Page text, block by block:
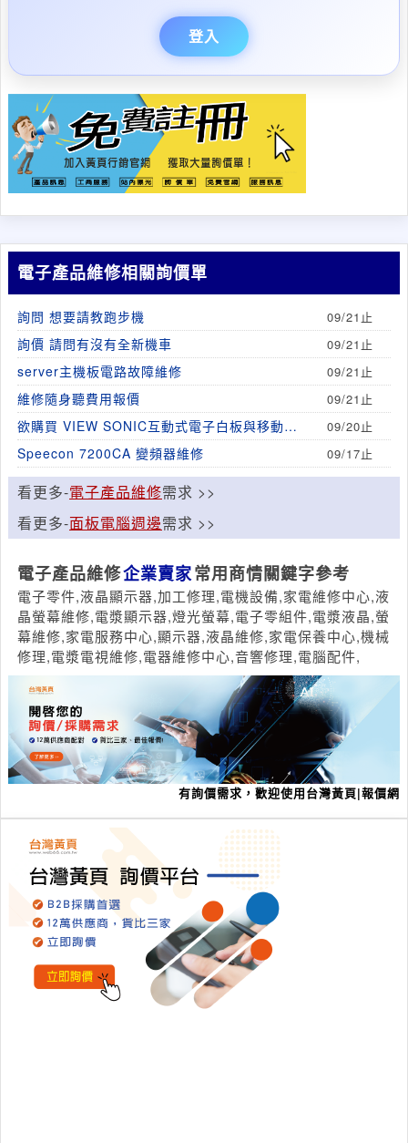
登入
電子產品維修相關詢價單
詢問 想要請教跑步機 09/21止
詢價 請問有沒有全新機車 09/21止
server主機板電路故障維修 09/21止
維修隨身聽費用報價 09/21止
欲購買 VIEW SONIC互動式電子白板與移動推
車組合
09/20止
Speecon 7200CA 變頻器維修 09/17止
看更多-電子產品維修需求 >>
看更多-面板電腦週邊需求 >>
電子產品維修企業賣家常用商情關鍵字參考
電子零件,液晶顯示器,加工修理,電機設備,家電維修中心,液
晶螢幕維修,電漿顯示器,燈光螢幕,電子零組件,電漿液晶,螢
幕維修,家電服務中心,顯示器,液晶維修,家電保養中心,機械
修理,電漿電視維修,電器維修中心,音響修理,電腦配件,
有詢價需求，歡迎使用台灣黃頁|報價網